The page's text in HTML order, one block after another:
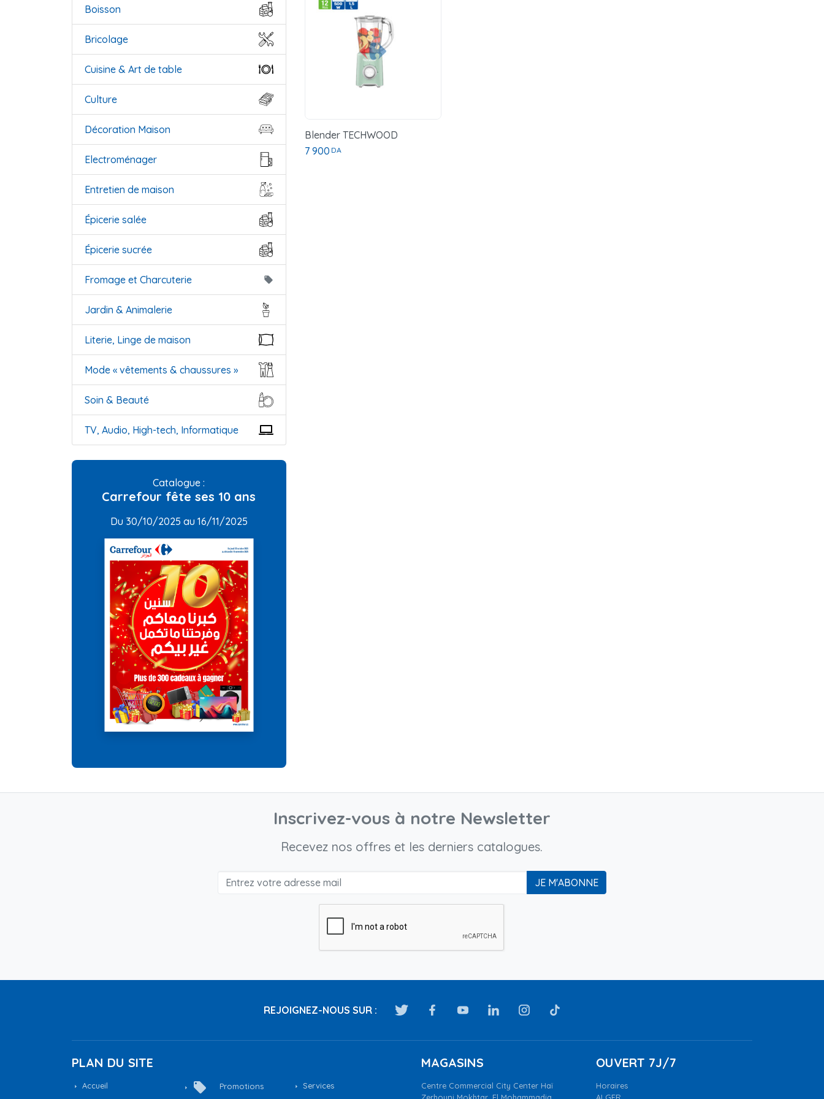
Boisson
Bricolage
Cuisine & Art de table
Culture
Décoration Maison
Electroménager
Entretien de maison
Épicerie salée
Épicerie sucrée
Fromage et Charcuterie local_offer
Jardin & Animalerie
Literie, Linge de maison
Mode « vêtements & chaussures »
Soin & Beauté
TV, Audio, High-tech, Informatique
Catalogue :
Carrefour fête ses 10 ans
Du 30/10/2025 au 16/11/2025
Blender TECHWOOD
7 900 DA
Inscrivez-vous à notre Newsletter
Recevez nos offres et les derniers catalogues.
JE M'ABONNE
REJOIGNEZ-NOUS SUR :
PLAN DU SITE
Accueil local_offer Promotions
Services
MAGASINS
Centre Commercial City Center Haï
OUVERT 7J/7
Horaires